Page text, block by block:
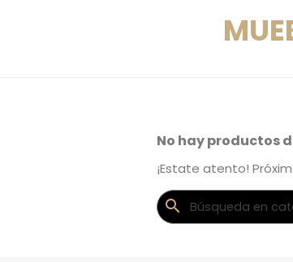
No hay productos
¡Estate atento!
search